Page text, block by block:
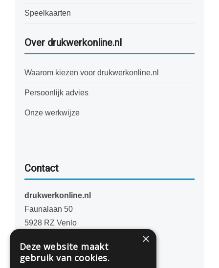
Speelkaarten
Over drukwerkonline.nl
Waarom kiezen voor drukwerkonline.nl
Persoonlijk advies
Onze werkwijze
Contact
drukwerkonline.nl
Faunalaan 50
5928 RZ Venlo
077 - 741 07 41
×
Deze website maakt
gebruik van cookies.